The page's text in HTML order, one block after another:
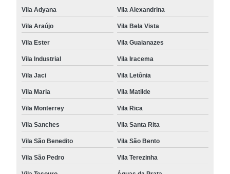
Vila Adyana Vila Alexandrina
Vila Araújo Vila Bela Vista
Vila Ester Vila Guaianazes
Vila Industrial Vila Iracema
Vila Jaci Vila Letônia
Vila Maria Vila Matilde
Vila Monterrey Vila Rica
Vila Sanches Vila Santa Rita
Vila São Benedito Vila São Bento
Vila São Pedro Vila Terezinha